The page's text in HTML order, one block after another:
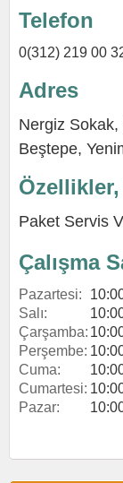
Telefon
0(312) 219 00
Adres
Nergiz Sokak,
Beştepe,
Paket Servis
Çalışma
Pazartesi:
Salı:
Çarşamba:
Perşembe:
Cuma:
Cumartesi:
Pazar: